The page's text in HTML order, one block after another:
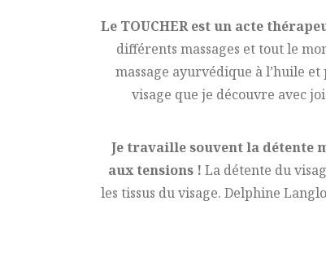
Le TOUCHER est un acte
différents massages et tout le
massage ayurvédique à l’huile
visage que je découvre avec
Je travaille souvent la détente
aux tensions ! La détente du
les tissus du visage. Delphine